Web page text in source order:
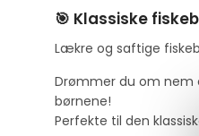
🎯 Klassiske
Lækre og saftige
Drømmer du om nem
børnene!
Perfekte til den